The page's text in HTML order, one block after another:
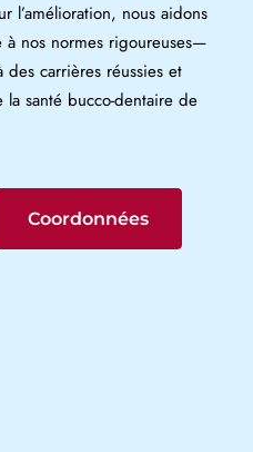
l’amélioration, nous aidons
à nos normes rigoureuses—
carrières réussies et
la santé bucco-dentaire de
Coordonnées